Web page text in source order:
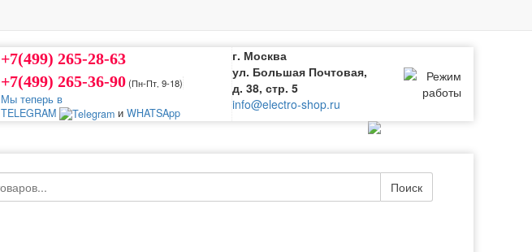
+7(499) 265-28-63
+7(499) 265-36-90(Пн-Пт‚ 9-18)
Мы теперь в
TELEGRAM
и WHATSApp
г. Москва
ул. Большая Почтовая,
д. 38, стр. 5
info@electro-shop.ru
Поиск